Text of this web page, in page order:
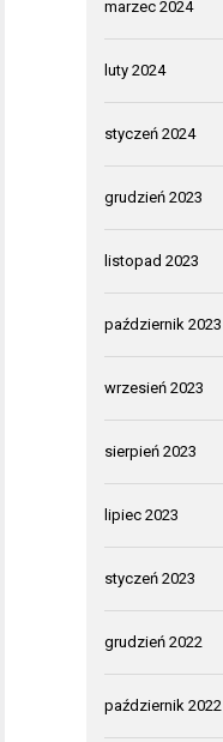
marzec 2024
luty 2024
styczeń 2024
grudzień 2023
listopad 2023
październik 2023
wrzesień 2023
sierpień 2023
lipiec 2023
styczeń 2023
grudzień 2022
październik 2022